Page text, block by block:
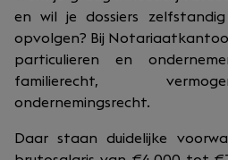
en wil je dossiers
opvolgen? Bij
particulieren en
familierecht,
ondernemingsrecht.
Daar staan duidelijke